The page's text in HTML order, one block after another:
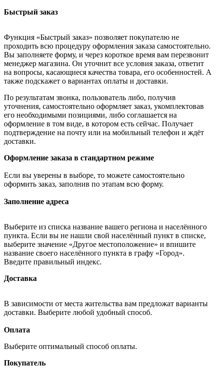
Быстрый заказ
Функция «Быстрый заказ» позволяет покупателю не
проходить всю процедуру оформления заказа самостоятельно.
Вы заполняете форму, и через короткое время вам перезвонит
менеджер магазина. Он уточнит все условия заказа, ответит
на вопросы, касающиеся качества товара, его особенностей. А
также подскажет о вариантах оплаты и доставки.
По результатам звонка, пользователь либо, получив
уточнения, самостоятельно оформляет заказ, укомплектовав
его необходимыми позициями, либо соглашается на
оформление в том виде, в котором есть сейчас. Получает
подтверждение на почту или на мобильный телефон и ждёт
доставки.
Оформление заказа в стандартном режиме
Если вы уверены в выборе, то можете самостоятельно
оформить заказ, заполнив по этапам всю форму.
Заполнение адреса
Выберите из списка название вашего региона и населённого
пункта. Если вы не нашли свой населённый пункт в списке,
выберите значение «Другое местоположение» и впишите
название своего населённого пункта в графу «Город».
Введите правильный индекс.
Доставка
В зависимости от места жительства вам предложат варианты
доставки. Выберите любой удобный способ.
Оплата
Выберите оптимальный способ оплаты.
Покупатель